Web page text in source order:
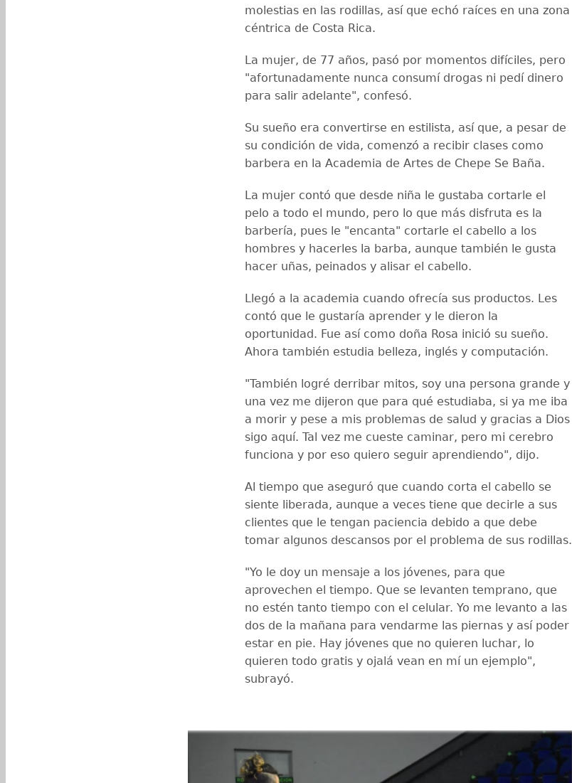
molestias en las rodillas, así que echó raíces en una zona
céntrica de Costa Rica.
La mujer, de 77 años, pasó por momentos difíciles, pero
"afortunadamente nunca consumí drogas ni pedí dinero
para salir adelante", confesó.
Su sueño era convertirse en estilista, así que, a pesar de
su condición de vida, comenzó a recibir clases como
barbera en la Academia de Artes de Chepe Se Baña.
La mujer contó que desde niña le gustaba cortarle el
pelo a todo el mundo, pero lo que más disfruta es la
barbería, pues le "encanta" cortarle el cabello a los
hombres y hacerles la barba, aunque también le gusta
hacer uñas, peinados y alisar el cabello.
Llegó a la academia cuando ofrecía sus productos. Les
contó que le gustaría aprender y le dieron la
oportunidad. Fue así como doña Rosa inició su sueño.
Ahora también estudia belleza, inglés y computación.
"También logré derribar mitos, soy una persona grande y
una vez me dijeron que para qué estudiaba, si ya me iba
a morir y pese a mis problemas de salud y gracias a Dios
sigo aquí. Tal vez me cueste caminar, pero mi cerebro
funciona y por eso quiero seguir aprendiendo", dijo.
Al tiempo que aseguró que cuando corta el cabello se
siente liberada, aunque a veces tiene que decirle a sus
clientes que le tengan paciencia debido a que debe
tomar algunos descansos por el problema de sus rodillas.
"Yo le doy un mensaje a los jóvenes, para que
aprovechen el tiempo. Que se levanten temprano, que
no estén tanto tiempo con el celular. Yo me levanto a las
dos de la mañana para vendarme las piernas y así poder
estar en pie. Hay jóvenes que no quieren luchar, lo
quieren todo gratis y ojalá vean en mí un ejemplo",
subrayó.